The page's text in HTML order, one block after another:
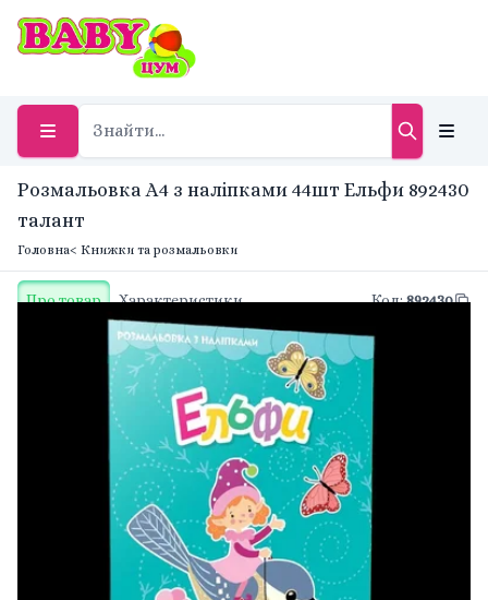
Розмальовка А4 з наліпками 44шт Ельфи 892430
талант
Головна< Книжки та розмальовки
Про товар Характеристики Код:892430